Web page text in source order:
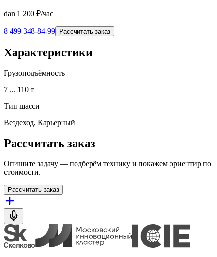
dan 1 200 ₽/час
8 499 348-84-99 Рассчитать заказ
Характеристики
Грузоподъёмность
7 ... 110 т
Тип шасси
Вездеход, Карьерный
Рассчитать заказ
Опишите задачу — подберём технику и покажем ориентир по
стоимости.
Рассчитать заказ